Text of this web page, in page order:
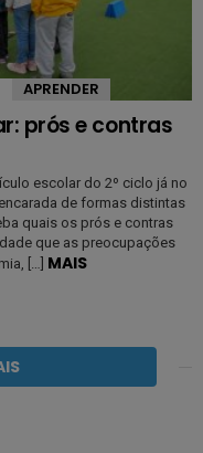
APRENDER
prós e contras
escolar do 2º ciclo já no
de formas distintas
quais os prós e contras
que as preocupações
[…] MAIS